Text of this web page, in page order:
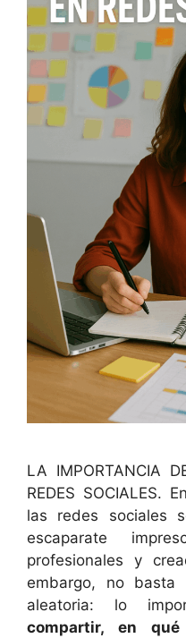
LA IMPORTANCIA
REDES SOCIALES.
las redes sociales
escaparate
profesionales y
embargo, no basta
aleatoria: lo
compartir, en